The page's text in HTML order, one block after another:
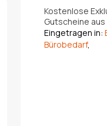
Kostenlose
Gutscheine
Eingetragen in:
Bürobedarf,